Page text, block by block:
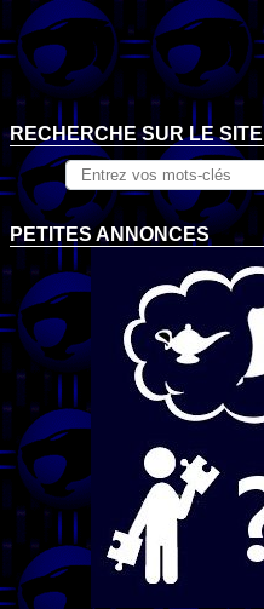
RECHERCHE SUR LE SITE
PETITES ANNONCES